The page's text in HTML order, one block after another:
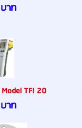
าท
TFI 20
าท